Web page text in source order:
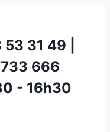
31 49 |
666
- 16h30